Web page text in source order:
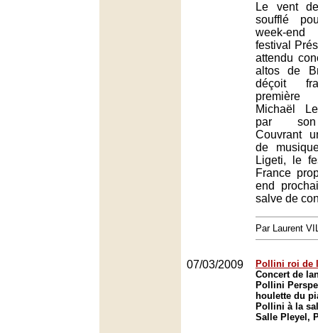
Le vent
soufflé
week-
festival
attendu
altos de
déçoit
première
Michaël
par son
Couvrant
de
Ligeti, le
France
end
salve de
Par Laurent
07/03/2009
Pollini roi de
Concert de
Pollini
houlette du
Pollini à la
Salle Pleyel,